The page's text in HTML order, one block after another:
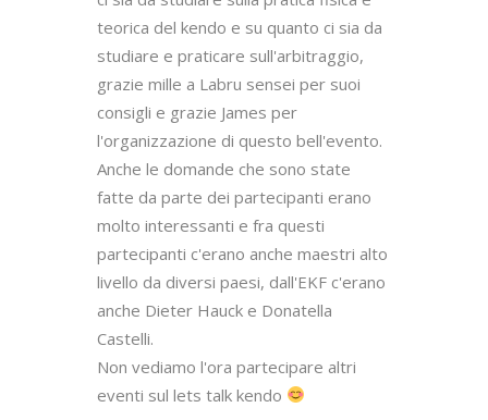
teorica del kendo e su quanto ci sia da
studiare e praticare sull'arbitraggio,
grazie mille a Labru sensei per suoi
consigli e grazie James per
l'organizzazione di questo bell'evento.
Anche le domande che sono state
fatte da parte dei partecipanti erano
molto interessanti e fra questi
partecipanti c'erano anche maestri alto
livello da diversi paesi, dall'EKF c'erano
anche Dieter Hauck e Donatella
Castelli.
Non vediamo l'ora partecipare altri
eventi sul lets talk kendo